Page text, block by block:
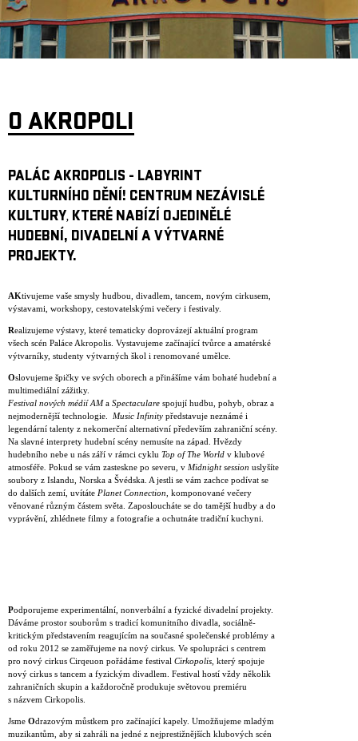
O AKROPOLI
PALÁC AKROPOLIS - LABYRINT
KULTURNÍHO DĚNÍ! CENTRUM NEZÁVISLÉ
KULTURY, KTERÉ NABÍZÍ OJEDINĚLÉ
HUDEBNÍ, DIVADELNÍ A VÝTVARNÉ
PROJEKTY.
AKtivujeme vaše smysly hudbou, divadlem, tancem, novým cirkusem,
výstavami, workshopy, cestovatelskými večery i festivaly.
Realizujeme výstavy, které tematicky doprovázejí aktuální program
všech scén Paláce Akropolis. Vystavujeme začínající tvůrce a amatérské
výtvarníky, studenty výtvarných škol i renomované umělce.
Oslovujeme špičky ve svých oborech a přinášíme vám bohaté hudební a
multimediální zážitky.
Festival nových médií AMa Spectaculare spojují hudbu, pohyb, obraz a
nejmodernější technologie. Music Infinity představuje neznámé i
legendární talenty z nekomerční alternativní především zahraniční scény.
Na slavné interprety hudební scény nemusíte na západ. Hvězdy
hudebního nebe u nás září v rámci cyklu Top of The World v klubové
atmosféře Pokud se vám zasteskne po severu, v Midnight session uslyšíte
soubory z Islandu, Norska a Švédska. A jestli se vám zachce podívat se
do dalších zemí, uvítáte Planet Connection , komponované večery
věnované různým částem světa. Zaposloucháte se do tamější hudby a do
vyprávění, zhlédnete filmy a fotografie a ochutnáte tradiční kuchyni.
Podporujeme experimentální, nonverbální a fyzické divadelní projekty.
Dáváme prostor souborům s tradicí komunitního divadla, sociálně-
kritickým představením reagujícím na současné společenské problémy a
od roku 2012 se zaměřujeme na nový cirkus. Ve spolupráci s centrem
pro nový cirkus Cirqeuon pořádáme festival Cirkopolis , který spojuje
nový cirkus s tancem a fyzickým divadlem. Festival hostí vždy několik
zahraničních skupin a každoročně produkuje světovou premiéru
s názvem Cirkopolis.
Jsme Odrazovým můstkem pro začínající kapely. Umožňujeme mladým
muzikantům, aby si zahráli na jedné z nejprestižnějších klubových scén